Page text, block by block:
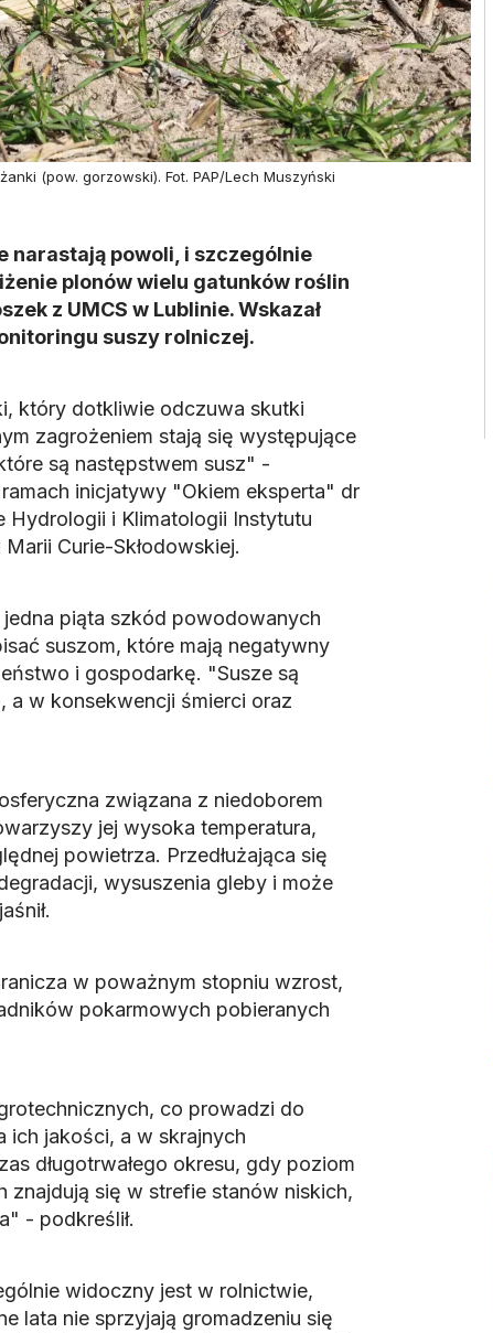
(pow. gorzowski). Fot. PAP/Lech Muszyński
narastają powoli, i szczególnie
plonów wielu gatunków roślin
z UMCS w Lublinie. Wskazał
suszy rolniczej.
który dotkliwie odczuwa skutki
zagrożeniem stają się występujące
są następstwem susz" -
inicjatywy "Okiem eksperta" dr
i Klimatologii Instytutu
Curie-Skłodowskiej.
jedna piąta szkód powodowanych
suszom, które mają negatywny
i gospodarkę. "Susze są
a w konsekwencji śmierci oraz
związana z niedoborem
jej wysoka temperatura,
powietrza. Przedłużająca się
wysuszenia gleby i może
w poważnym stopniu wzrost,
pokarmowych pobieranych
co prowadzi do
ich jakości, a w skrajnych
długotrwałego okresu, gdy poziom
się w strefie stanów niskich,
- podkreślił.
widoczny jest w rolnictwie,
lata nie sprzyjają gromadzeniu się